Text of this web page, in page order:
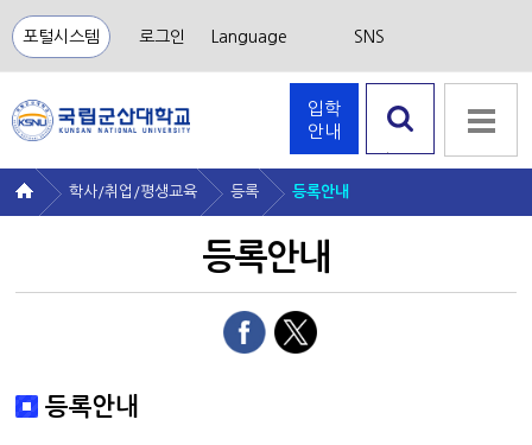
포털시스템 로그인 Language SNS
입학
안내
학사/취업/평생교육 등록 등록안내
등록안내
등록안내